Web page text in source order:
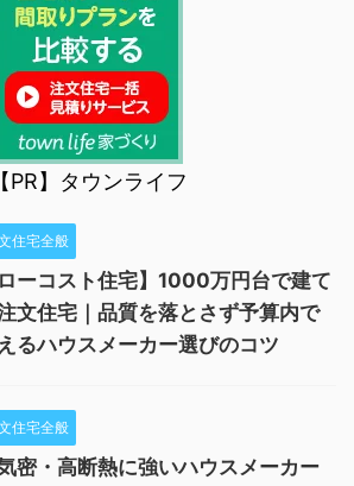
【PR】タウンライフ
住宅全般
ローコスト住宅】1000万円台で建て
文住宅｜品質を落とさず予算内で
るハウスメーカー選びのコツ
住宅全般
密・高断熱に強いハウスメーカー